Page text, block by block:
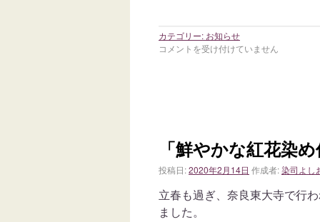
カテゴリー: お知らせ
コメントを受け付けていません
「鮮やかな紅花染
投稿日:2020年2月14日 作成者:染司よし
立春も過ぎ、奈良東大寺で行
ました。